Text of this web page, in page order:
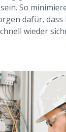
So
dafür, dass
wieder